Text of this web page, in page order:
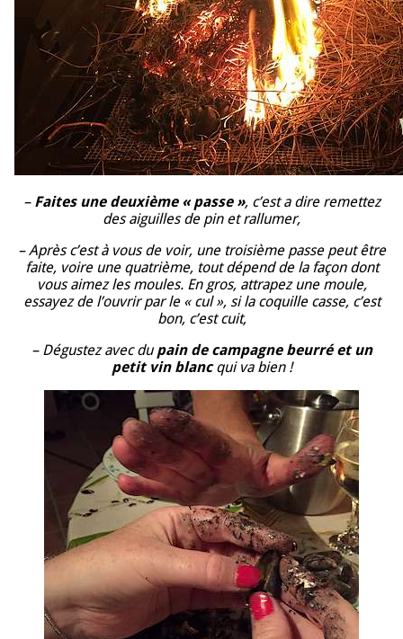
– Faites une deuxième « passe », c’est a dire remettez
des aiguilles de pin et rallumer,
– Après c’est à vous de voir, une troisième passe peut être
faite, voire une quatrième, tout dépend de la façon dont
vous aimez les moules. En gros, attrapez une moule,
essayez de l’ouvrir par le « cul », si la coquille casse, c’est
bon, c’est cuit,
– Dégustez avec du pain de campagne beurré et un
petit vin blancqui va bien !